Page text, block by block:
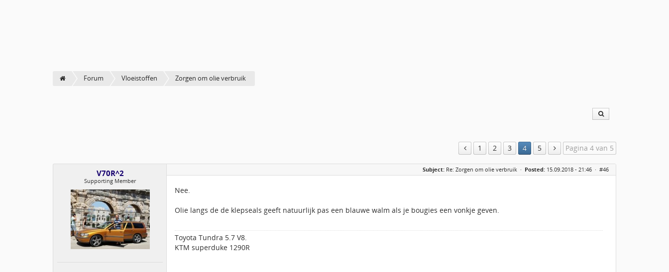
Forum Vloeistoffen Zorgen om olie verbruik
1 2 3 4 5 Pagina 4 van 5
V70R^2
Supporting Member
Subject: Re: Zorgen om olie verbruik · Posted: 15.09.2018 - 21:46 · #46
Nee.
Olie langs de de klepseals geeft natuurlijk pas een blauwe walm als je bougies een vonkje geven.
Toyota Tundra 5.7 V8.
KTM superduke 1290R